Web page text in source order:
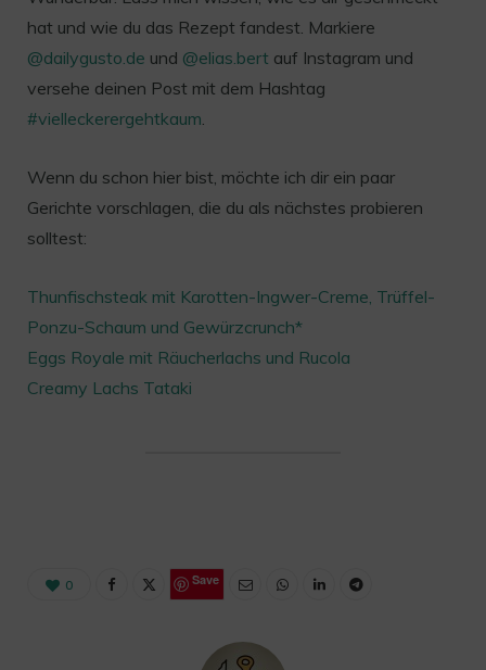
hat und wie du das Rezept fandest. Markiere
@dailygusto.de und @elias.bert auf Instagram und
versehe deinen Post mit dem Hashtag
#vielleckerergehtkaum
Wenn du schon hier bist, möchte ich dir ein paar
Gerichte vorschlagen, die du als nächstes probieren
solltest:
Thunfischsteak mit Karotten-Ingwer-Creme, Trüffel-
Ponzu-Schaum und Gewürzcrunch*
Eggs Royale mit Räucherlachs und Rucola
Creamy Lachs Tataki
0 Save